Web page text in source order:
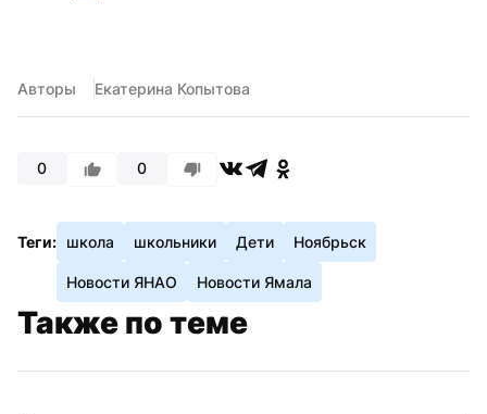
Авторы Екатерина Копытова
0 0
Теги: школа школьники Дети Ноябрьск
Новости ЯНАО Новости Ямала
Также по теме